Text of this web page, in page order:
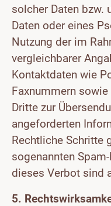
solcher Daten bzw.
Daten oder eines
Nutzung der im
vergleichbarer
Kontaktdaten wie
Faxnummern
Dritte zur
angeforderten
Rechtliche Schritte
sogenannten
dieses Verbot sind
5.